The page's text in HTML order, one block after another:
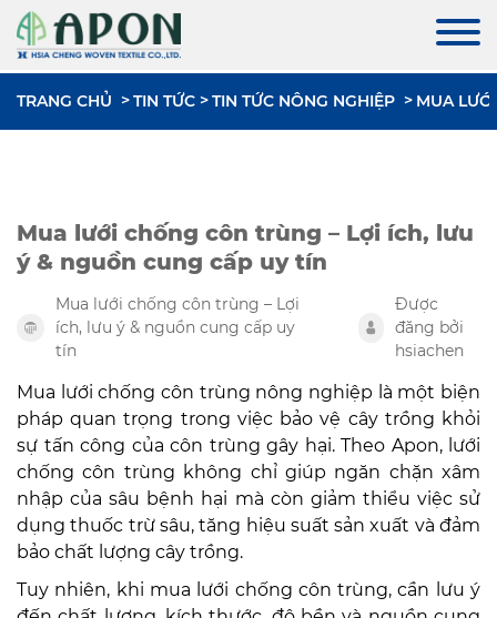
TRANG CHỦ TIN TỨC TIN TỨC NÔNG NGHIỆP MUA
Mua lưới chống côn trùng – Lợi ích, lưu
ý & nguồn cung cấp uy tín
Mua lưới chống côn trùng – Lợi
ích, lưu ý & nguồn cung cấp uy
tín
Được
đăng bởi
hsiachen
Mua lưới chống côn trùng nông nghiệp là một biện
pháp quan trọng trong việc bảo vệ cây trồng khỏi
sự tấn công của côn trùng gây hại. Theo Apon, lưới
chống côn trùng không chỉ giúp ngăn chặn xâm
nhập của sâu bệnh hại mà còn giảm thiểu việc sử
dụng thuốc trừ sâu, tăng hiệu suất sản xuất và đảm
bảo chất lượng cây trồng.
Tuy nhiên, khi mua lưới chống côn trùng, cần lưu ý